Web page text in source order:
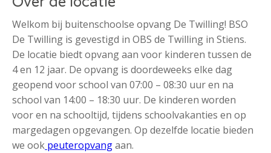
Welkom bij buitenschoolse opvang De Twilling! BSO
De Twilling is gevestigd in OBS de Twilling in Stiens.
De locatie biedt opvang aan voor kinderen tussen de
4 en 12 jaar. De opvang is doordeweeks elke dag
geopend voor school van 07:00 – 08:30 uur en na
school van 14:00 – 18:30 uur. De kinderen worden
voor en na schooltijd, tijdens schoolvakanties en op
margedagen opgevangen. Op dezelfde locatie bieden
we ook peuteropvangaan.